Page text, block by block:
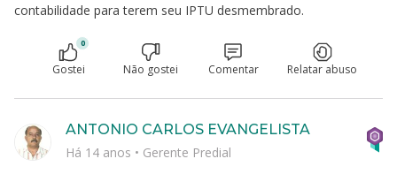
contabilidade para terem seu IPTU desmembrado.
0
Gostei Não gostei Comentar Relatar abuso
ANTONIO CARLOS EVANGELISTA
Há 14 anos • Gerente Predial